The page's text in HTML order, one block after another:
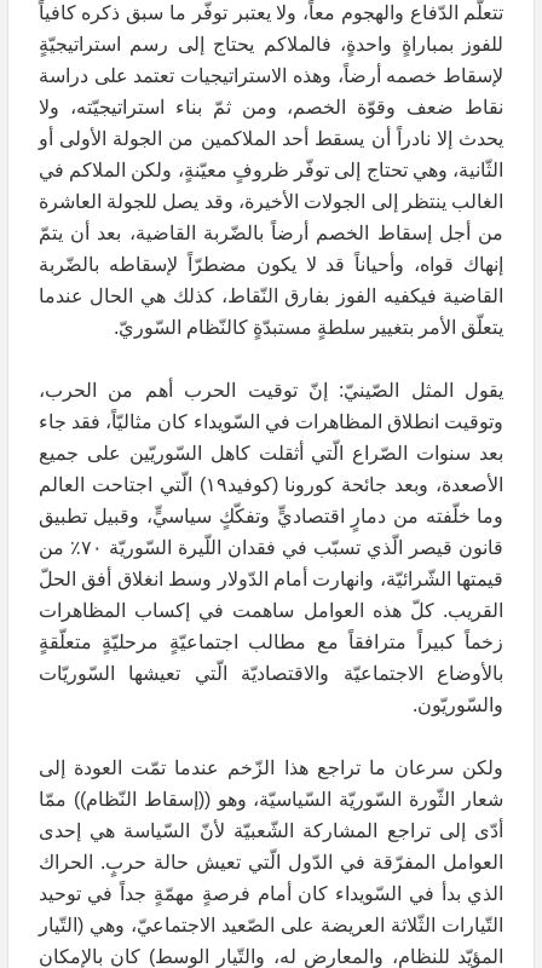
تتعلّم الدّفاع والهجوم معاً، ولا يعتبر توفّر ما سبق ذكره كافياً
للفوز بمباراةٍ واحدةٍ، فالملاكم يحتاج إلى رسم استراتيجيّةٍ
لإسقاط خصمه أرضاً، وهذه الاستراتيجيات تعتمد على دراسة
نقاط ضعف وقوّة الخصم، ومن ثمّ بناء استراتيجيّته، ولا
يحدث إلا نادراً أن يسقط أحد الملاكمين من الجولة الأولى أو
الثّانية، وهي تحتاج إلى توفّر ظروفٍ معيّنةٍ، ولكن الملاكم في
الغالب ينتظر إلى الجولات الأخيرة، وقد يصل للجولة العاشرة
من أجل إسقاط الخصم أرضاً بالضّربة القاضية، بعد أن يتمّ
إنهاك قواه، وأحياناً قد لا يكون مضطرّاً لإسقاطه بالضّربة
القاضية فيكفيه الفوز بفارق النّقاط، كذلك هي الحال عندما
يتعلّق الأمر بتغيير سلطةٍ مستبدّةٍ كالنّظام السّوريّ.
يقول المثل الصّينيّ: إنّ توقيت الحرب أهم من الحرب،
وتوقيت انطلاق المظاهرات في السّويداء كان مثاليّاً، فقد جاء
بعد سنوات الصّراع الّتي أثقلت كاهل السّوريّين على جميع
الأصعدة، وبعد جائحة كورونا (كوفيد١٩) الّتي اجتاحت العالم
وما خلّفته من دمارٍ اقتصاديٍّ وتفكّكٍ سياسيٍّ، وقبيل تطبيق
قانون قيصر الّذي تسبّب في فقدان اللّيرة السّوريّة ٧٠٪ من
قيمتها الشّرائيّة، وانهارت أمام الدّولار وسط انغلاق أفق الحلّ
القريب. كلّ هذه العوامل ساهمت في إكساب المظاهرات
زخماً كبيراً مترافقاً مع مطالب اجتماعيّةٍ مرحليّةٍ متعلّقةٍ
بالأوضاع الاجتماعيّة والاقتصاديّة الّتي تعيشها السّوريّات
والسّوريّون.
ولكن سرعان ما تراجع هذا الزّخم عندما تمّت العودة إلى
شعار الثّورة السّوريّة السّياسيّة، وهو ((إسقاط النّظام)) ممّا
أدّى إلى تراجع المشاركة الشّعبيّة لأنّ السّياسة هي إحدى
العوامل المفرّقة في الدّول الّتي تعيش حالة حربٍ. الحراك
الذي بدأ في السّويداء كان أمام فرصةٍ مهمّةٍ جداً في توحيد
التّيارات الثّلاثة العريضة على الصّعيد الاجتماعيّ، وهي (التّيار
المؤيّد للنظام، والمعارض له، والتّيار الوسط) كان بالإمكان